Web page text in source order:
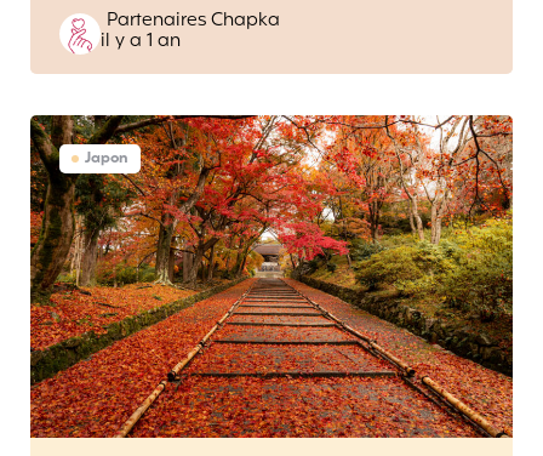
Posted
by
Partenaires Chapka
il y a 1 an
Japon